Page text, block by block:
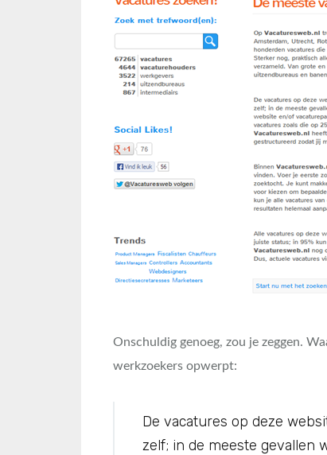
Onschuldig genoeg, zou je zeggen.
werkzoekers opwerpt:
De vacatures op deze
zelf; in de meeste gevallen